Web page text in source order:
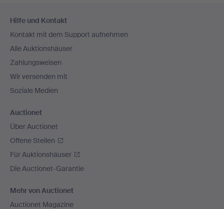
Navigation
Hilfe und Kontakt
Kontakt mit dem Support aufnehmen
Alle Auktionshäuser
Zahlungsweisen
Wir versenden mit
Soziale Medien
Auctionet
Über Auctionet
Offene Stellen
Für Auktionshäuser
Die Auctionet-Garantie
Mehr von Auctionet
Auctionet Magazine